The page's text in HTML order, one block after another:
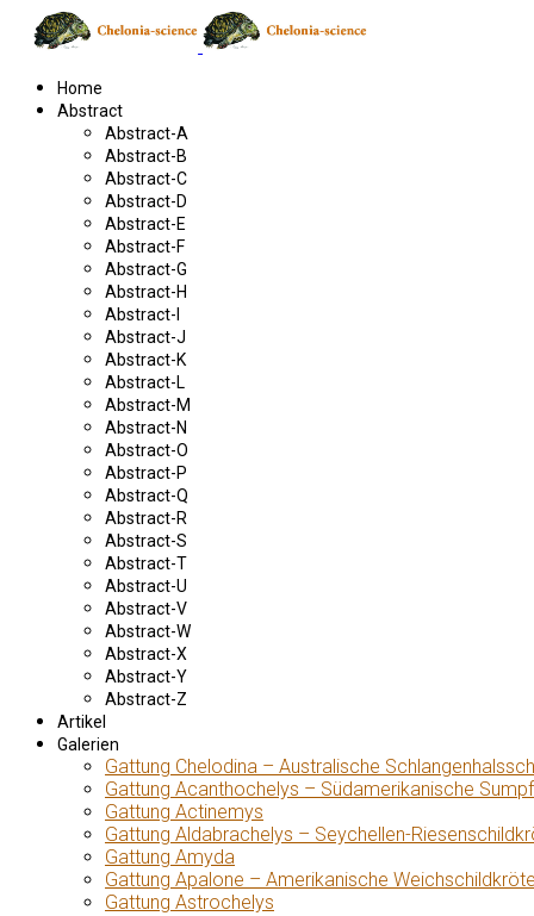
Home
Abstract
Abstract-A
Abstract-B
Abstract-C
Abstract-D
Abstract-E
Abstract-F
Abstract-G
Abstract-H
Abstract-I
Abstract-J
Abstract-K
Abstract-L
Abstract-M
Abstract-N
Abstract-O
Abstract-P
Abstract-Q
Abstract-R
Abstract-S
Abstract-T
Abstract-U
Abstract-V
Abstract-W
Abstract-X
Abstract-Y
Abstract-Z
Artikel
Galerien
Gattung Chelodina – Australische
Gattung Acanthochelys – Südamerikanische
Gattung Actinemys
Gattung Aldabrachelys – Seychellen-
Gattung Amyda
Gattung Apalone – Amerikanische
Gattung Astrochelys